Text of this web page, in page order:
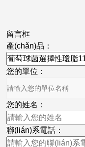
留言框
產(chǎn)品：
您的單位：
您的姓名：
聯(lián)系電話：